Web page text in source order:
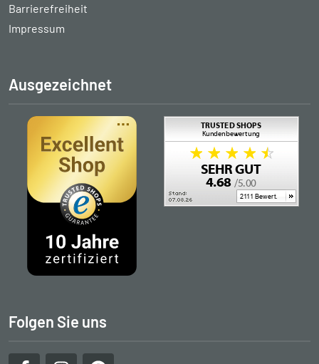
Barrierefreiheit
Impressum
Ausgezeichnet
Folgen Sie uns